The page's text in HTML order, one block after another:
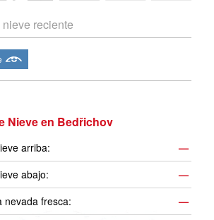
reciente
Nieve en Bedřichov
arriba:
—
abajo:
—
nevada fresca:
—